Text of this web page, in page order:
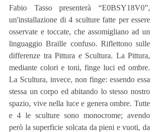
Fabio Tasso presenterà “E0BSY18V0”,
un'installazione di 4 sculture fatte per essere
osservate e toccate, che assomigliano ad un
linguaggio Braille confuso. Riflettono sulle
differenze tra Pittura e Scultura. La Pittura,
mediante colori e toni, finge luci ed ombre.
La Scultura, invece, non finge: essendo essa
stessa un corpo ed abitando lo stesso nostro
spazio, vive nella luce e genera ombre. Tutte
e 4 le sculture sono monocrome; avendo
però la superficie solcata da pieni e vuoti, da